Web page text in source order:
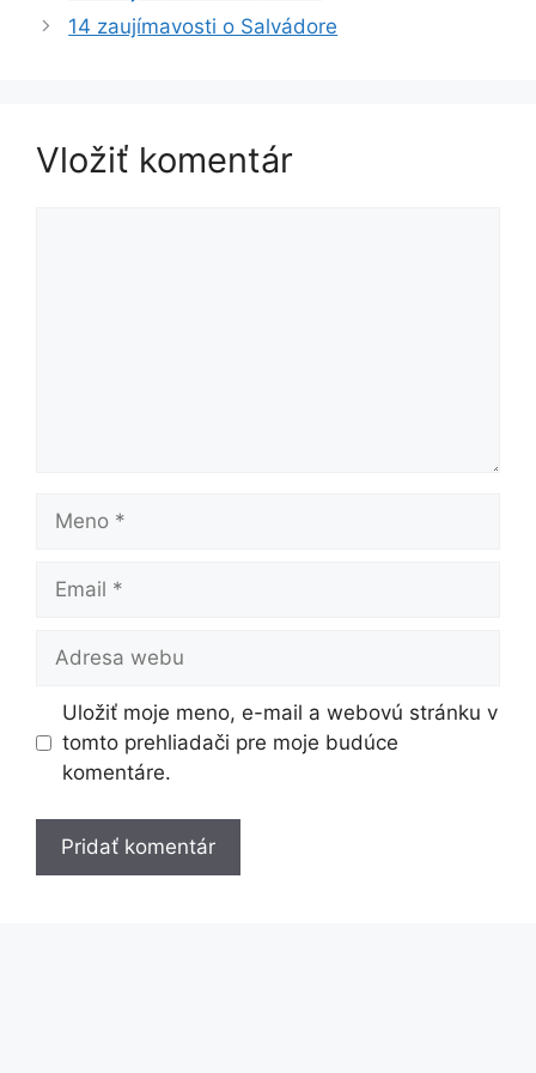
14 zaujímavosti o Salvádore
Vložiť komentár
Meno
Email
Adresa
Uložiť moje meno, e-mail a webovú stránku v
tomto prehliadači pre moje budúce
komentáre.